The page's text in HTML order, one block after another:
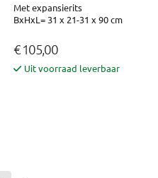
Met expansierits
BxHxL= 31 x 21-31 x 90 cm
€ 105,00
Uit voorraad leverbaar